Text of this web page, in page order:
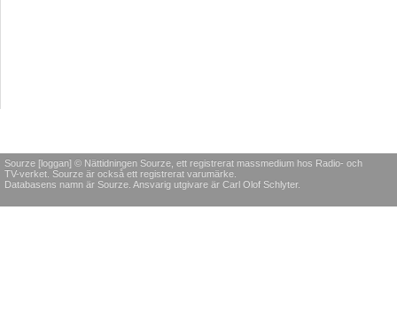
Sourze [loggan] © Nättidningen Sourze, ett registrerat massmedium hos Radio- och
TV-verket. Sourze är också ett registrerat varumärke.
Databasens namn är Sourze. Ansvarig utgivare är Carl Olof Schlyter.